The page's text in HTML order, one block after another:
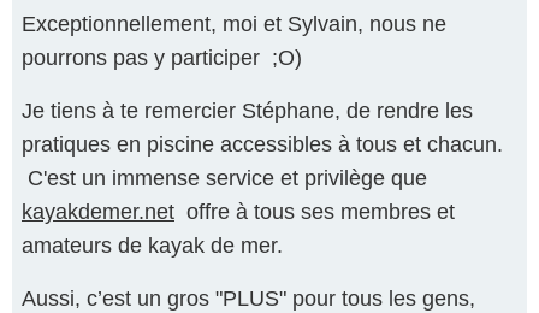
Exceptionnellement, moi et Sylvain, nous ne
pourrons pas y participer ;O)
Je tiens à te remercier Stéphane, de rendre les
pratiques en piscine accessibles à tous et chacun.
C'est un immense service et privilège que
kayakdemer.net offre à tous ses membres et
amateurs de kayak de mer.
Aussi, c’est un gros "PLUS" pour tous les gens,